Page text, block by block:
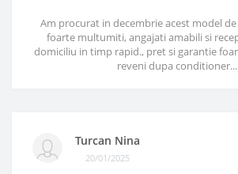
Am procurat in decembrie acest model
foarte multumiti, angajati amabili si
domiciliu in timp rapid., pret si garantie
reveni dupa conditioner...
Turcan Nina
20/01/2025